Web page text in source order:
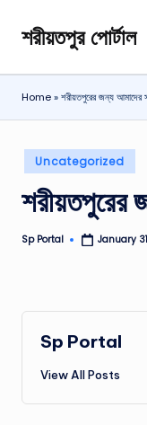
Skip
content
শরীয়তপুর পোর্টাল
শরীয়তপুর
জেলা
বিষয়ক
পোর্টাল
Home»শরীয়তপুরের জন্য আমাদের
Posted
in
Uncategorized
শরীয়তপুরের
Posted
Sp Portal January
Sp Portal
View All Posts